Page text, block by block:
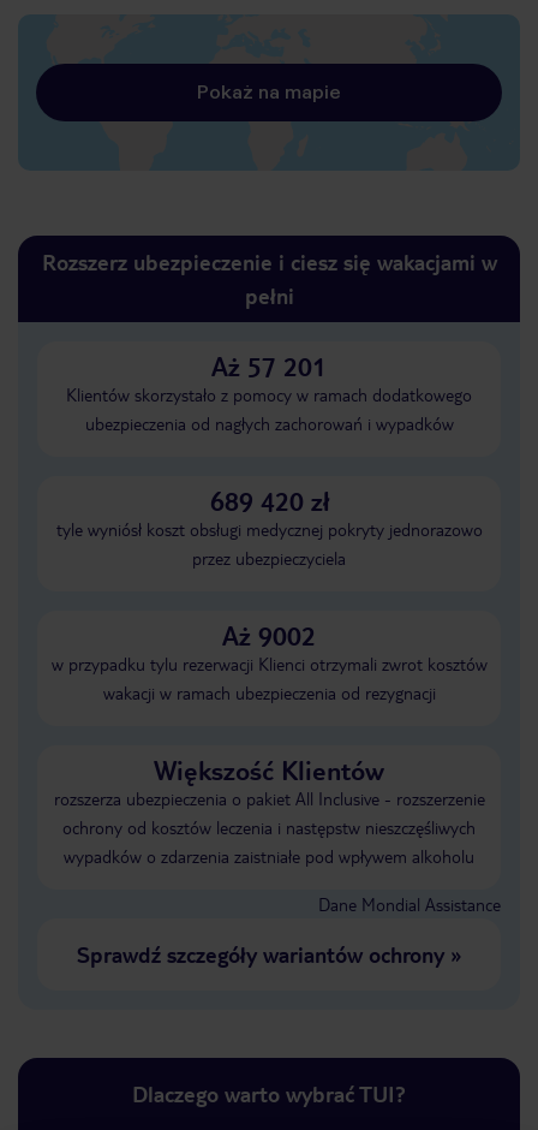
Pokaż na mapie
Rozszerz ubezpieczenie i ciesz się wakacjami w
pełni
Aż 57 201
Klientów skorzystało z pomocy w ramach dodatkowego
ubezpieczenia od nagłych zachorowań i wypadków
689 420 zł
tyle wyniósł koszt obsługi medycznej pokryty jednorazowo
przez ubezpieczyciela
Aż 9002
w przypadku tylu rezerwacji Klienci otrzymali zwrot kosztów
wakacji w ramach ubezpieczenia od rezygnacji
Większość Klientów
rozszerza ubezpieczenia o pakiet All Inclusive - rozszerzenie
ochrony od kosztów leczenia i następstw nieszczęśliwych
wypadków o zdarzenia zaistniałe pod wpływem alkoholu
Dane Mondial Assistance
Sprawdź szczegóły wariantów ochrony»
Dlaczego warto wybrać TUI?